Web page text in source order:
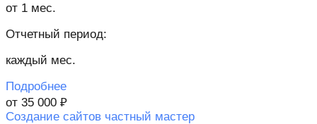
от 1 мес.
Отчетный период:
каждый мес.
Подробнее
от 35 000 ₽
Создание сайтов частный мастер